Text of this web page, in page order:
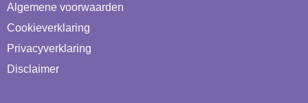
Algemene voorwaarden
Cookieverklaring
Privacyverklaring
Disclaimer